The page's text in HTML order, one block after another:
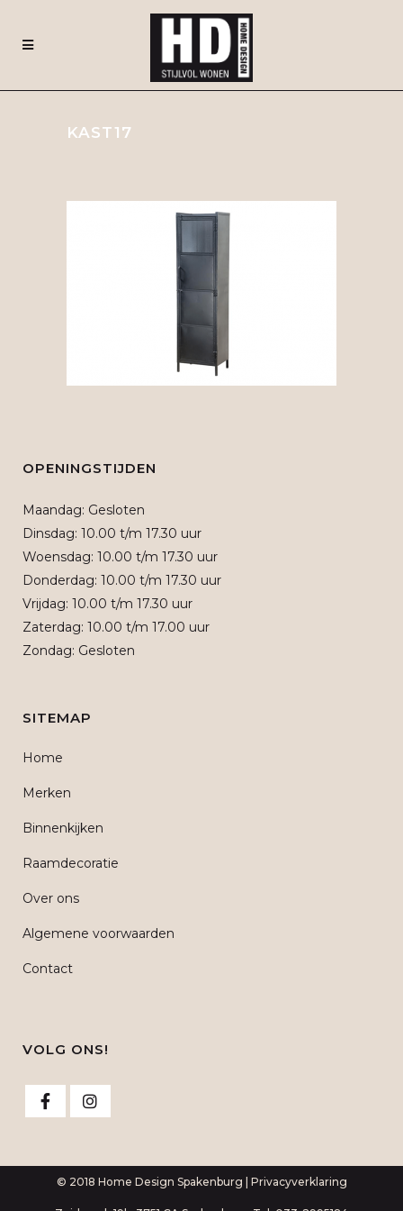
KAST17
OPENINGSTIJDEN
Maandag: Gesloten
Dinsdag: 10.00 t/m 17.30 uur
Woensdag: 10.00 t/m 17.30 uur
Donderdag: 10.00 t/m 17.30 uur
Vrijdag: 10.00 t/m 17.30 uur
Zaterdag: 10.00 t/m 17.00 uur
Zondag: Gesloten
SITEMAP
Home
Merken
Binnenkijken
Raamdecoratie
Over ons
Algemene voorwaarden
Contact
VOLG ONS!
© 2018 Home Design Spakenburg | Privacyverklaring